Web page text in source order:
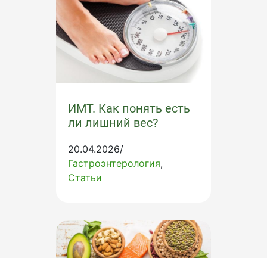
ИМТ. Как понять есть
ли лишний вес?
20.04.2026/
Гастроэнтерология
Статьи